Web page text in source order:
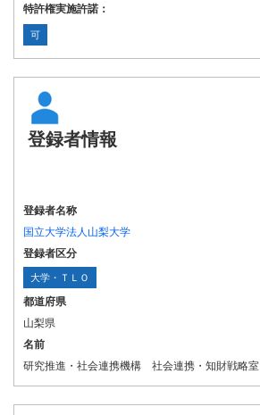
特許権実施許諾：
可
登録者情報
登録者名称
国立大学法人山梨大学
登録者区分
大学・ＴＬＯ
都道府県
山梨県
名前
研究推進・社会連携機構 社会連携・知財戦略室